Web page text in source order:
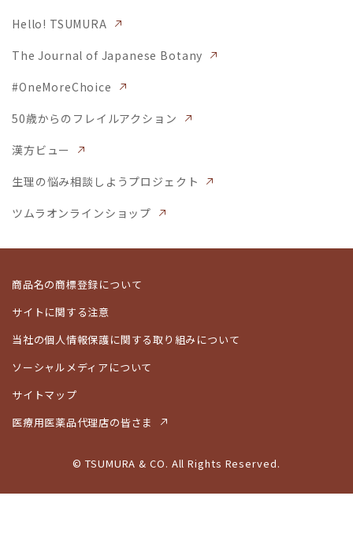
Hello! TSUMURA
The Journal of Japanese Botany
#OneMoreChoice
50歳からのフレイルアクション
漢方ビュー
生理の悩み相談しようプロジェクト
ツムラオンラインショップ
商品名の商標登録について
サイトに関する注意
当社の個人情報保護に関する取り組みについて
ソーシャルメディアについて
サイトマップ
医療用医薬品代理店の皆さま
© TSUMURA & CO. All Rights Reserved.